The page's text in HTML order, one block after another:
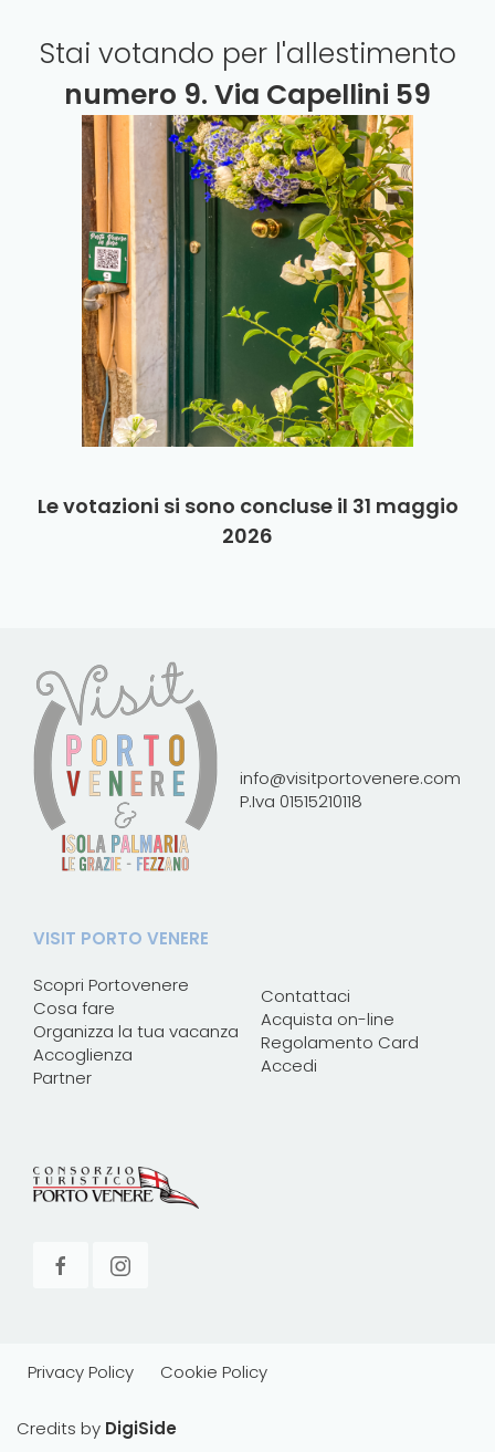
Stai votando per l'allestimento
numero 9. Via Capellini 59
Le votazioni si sono concluse il 31 maggio
2026
info@visitportovenere.com
P.Iva 01515210118
VISIT PORTO VENERE
Scopri Portovenere
Cosa fare
Organizza la tua vacanza
Accoglienza
Partner
Contattaci
Acquista on-line
Regolamento Card
Accedi
Privacy Policy Cookie Policy
Credits by DigiSide